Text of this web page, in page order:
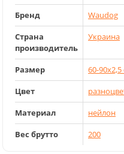
Бренд
Waudog
Страна
производитель
Украина
Размер
60-90x2,5
Цвет
Материал
нейлон
Вес брутто
200